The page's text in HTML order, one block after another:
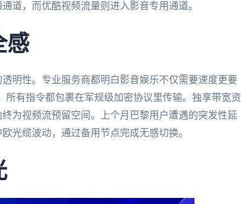
道，而优酷视频流量则进入影音专用通道。
感
明性。专业服务商都明白影音娱乐不仅需要速度更要
有指令都包裹在军规级加密协议里传输。独享带宽资
为视频流预留空间。上个月巴黎用户遭遇的突发性延
光缆波动，通过备用节点完成无感切换。